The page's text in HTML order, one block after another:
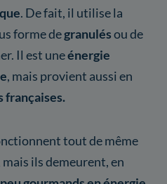
. De fait, il utilise la
forme degranulésou de
Il est uneénergie
, mais provient aussi en
françaises.
tout de même
mais ils demeurent, en